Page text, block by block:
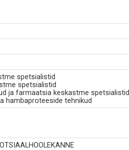
spetsialistid
spetsialistid
ja farmaatsia keskastme spetsialistid
hambaproteeside tehnikud